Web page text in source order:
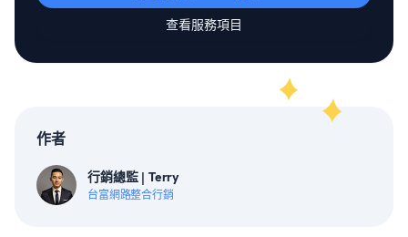
查看服務項目
作者
行銷總監 | Terry
台富網路整合行銷